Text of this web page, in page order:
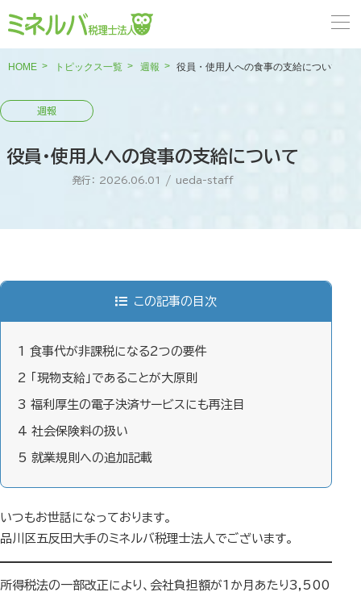
HOME トピックス一覧 週報 役員・使用人への食事の支給について
役員・使用人への食事の支給について
発行： 2026.06.01 / ueda-staff
この記事の目次
1 食事代が非課税になる2つの要件
2 「現物支給」であることが大原則
3 福利厚生の電子決済サービスにも再注目
4 社会保険料の扱い
5 就業規則への追加記載
いつもお世話になっております。
品川区五反田大手のミネルバ税理士法人でございます。
所得税法の一部改正により、会社負担額が1か月あたり3,500